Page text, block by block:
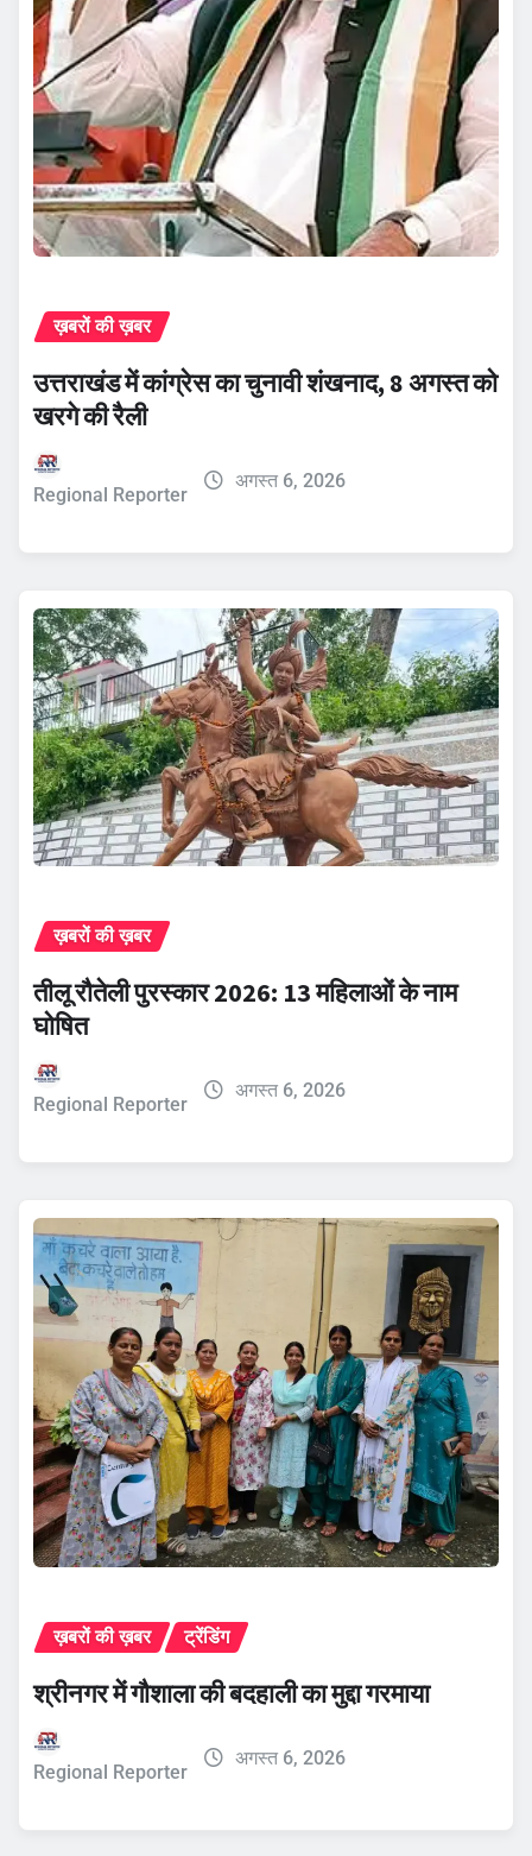
ख़बरों की ख़बर
उत्तराखंड में कांग्रेस का चुनावी शंखनाद, 8 अगस्त को
खरगे की रैली
Regional Reporter
अगस्त 6, 2026
ख़बरों की ख़बर
तीलू रौतेली पुरस्कार 2026: 13 महिलाओं के नाम
घोषित
Regional Reporter
अगस्त 6, 2026
ख़बरों की ख़बर ट्रेंडिंग
श्रीनगर में गौशाला की बदहाली का मुद्दा गरमाया
Regional Reporter
अगस्त 6, 2026